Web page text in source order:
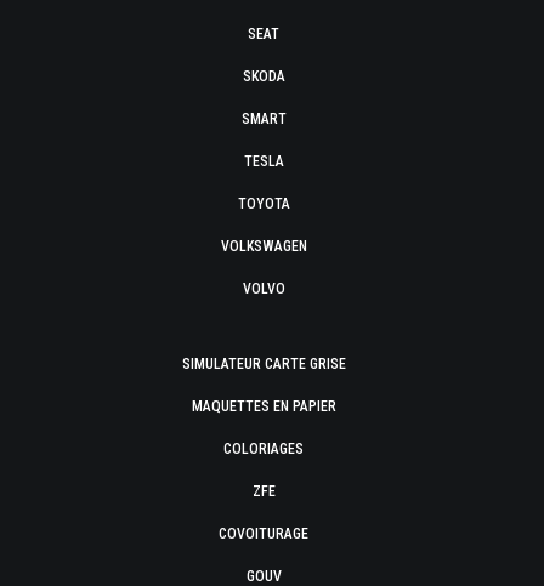
SEAT
SKODA
SMART
TESLA
TOYOTA
VOLKSWAGEN
VOLVO
SIMULATEUR CARTE GRISE
MAQUETTES EN PAPIER
COLORIAGES
ZFE
COVOITURAGE
GOUV